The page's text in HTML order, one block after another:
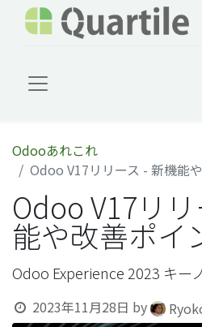
Odooあれこれ
Odoo V17リリース - 新機能
Odoo V17リ
能や改善ポイ
Odoo Experience 2023 キー
2023年11月28日 by